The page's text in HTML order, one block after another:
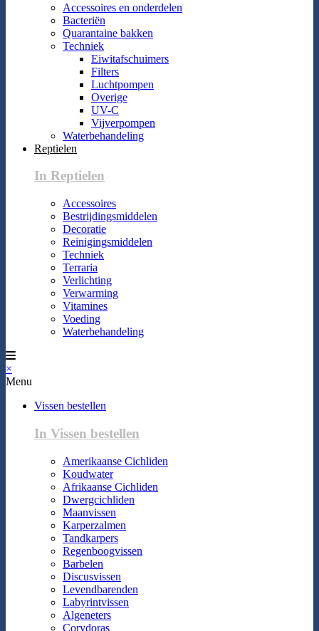
Accessoires en onderdelen
Bacteriën
Quarantaine bakken
Techniek
Eiwitafschuimers
Filters
Luchtpompen
Overige
UV-C
Vijverpompen
Waterbehandeling
Reptielen
In Reptielen
Accessoires
Bestrijdingsmiddelen
Decoratie
Reinigingsmiddelen
Techniek
Terraria
Verlichting
Verwarming
Vitamines
Voeding
Waterbehandeling
×
Menu
Vissen bestellen
In Vissen bestellen
Amerikaanse Cichliden
Koudwater
Afrikaanse Cichliden
Dwergcichliden
Maanvissen
Karperzalmen
Tandkarpers
Regenboogvissen
Barbelen
Discusvissen
Levendbarenden
Labyrintvissen
Algeneters
Corydoras